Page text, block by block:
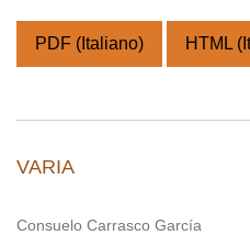
PDF (Italiano) HTML
VARIA
Consuelo Carrasco García